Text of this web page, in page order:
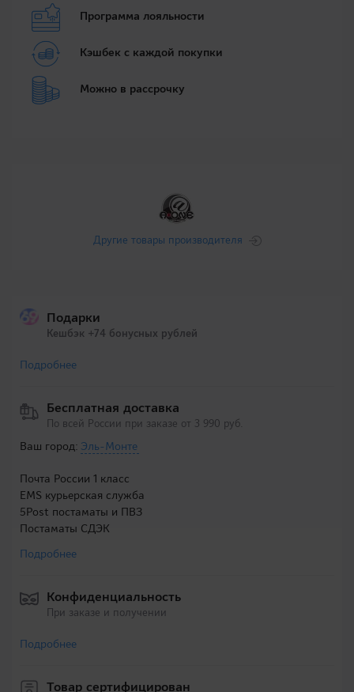
Программа лояльности
Кэшбек с каждой покупки
Можно в рассрочку
Другие товары производителя
Подарки
Кешбэк +74 бонусных рублей
Подробнее
Бесплатная доставка
По всей России при заказе от 3 990 руб.
Ваш город: Эль-Монте
Почта России 1 класс
EMS курьерская служба
5Post постаматы и ПВЗ
Постаматы СДЭК
Подробнее
Конфиденциальность
При заказе и получении
Подробнее
Товар сертифицирован